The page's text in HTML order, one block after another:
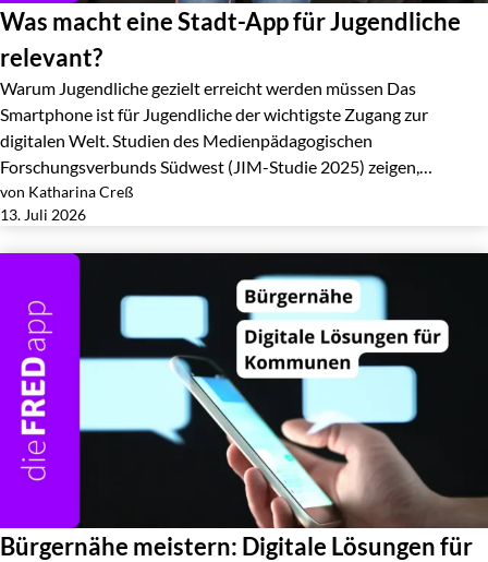
Was macht eine Stadt-App für Jugendliche
relevant?
Warum Jugendliche gezielt erreicht werden müssen Das
Smartphone ist für Jugendliche der wichtigste Zugang zur
digitalen Welt. Studien des Medienpädagogischen
Forschungsverbunds Südwest (JIM-Studie 2025) zeigen,…
von Katharina Creß
13. Juli 2026
Bürgernähe meistern: Digitale Lösungen für